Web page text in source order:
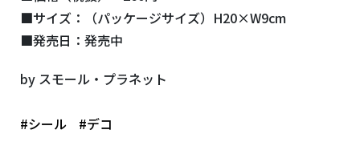
■サイズ：（パッケージサイズ）H20×W9cm
■発売日：発売中
by スモール・プラネット
#シール #デコ